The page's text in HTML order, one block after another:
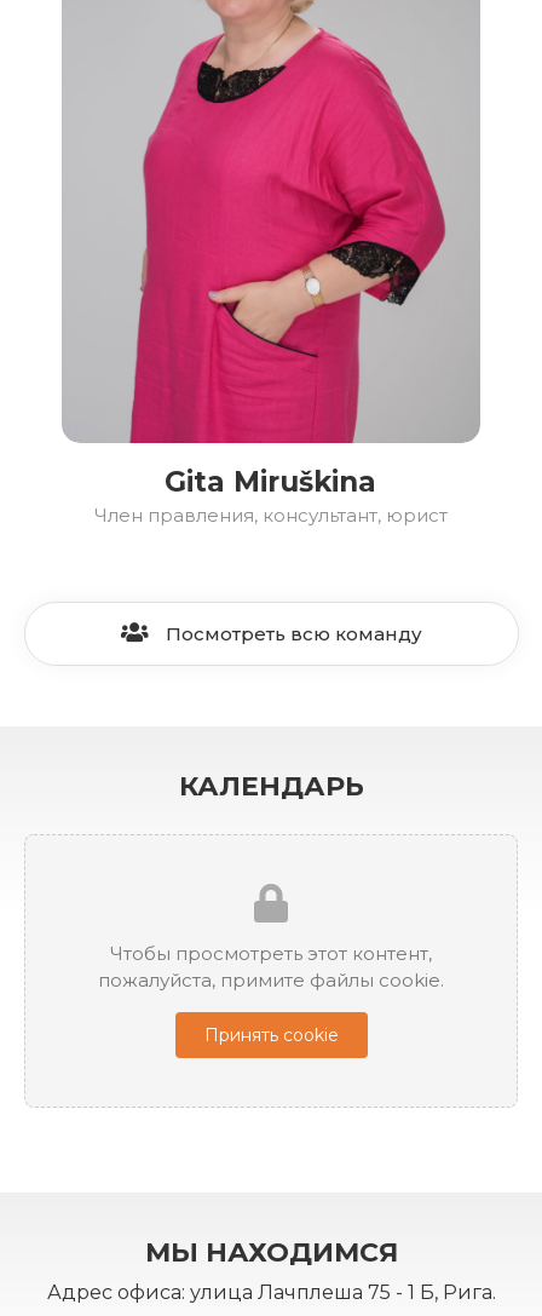
Gita Miruškina
Член правления, консультант, юрист
Посмотреть всю команду
КАЛЕНДАРЬ
Чтобы просмотреть этот контент,
пожалуйста, примите файлы cookie.
Принять cookie
МЫ НАХОДИМСЯ
Адрес офиса: улица Лачплеша 75 - 1 Б, Рига.